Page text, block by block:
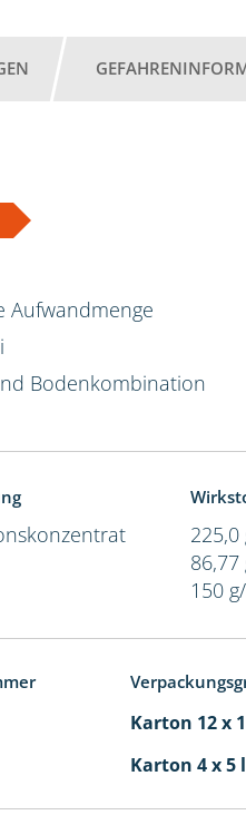
Aufwandmenge
Bodenkombination
150
Karton 12 x
Karton 4 x 5